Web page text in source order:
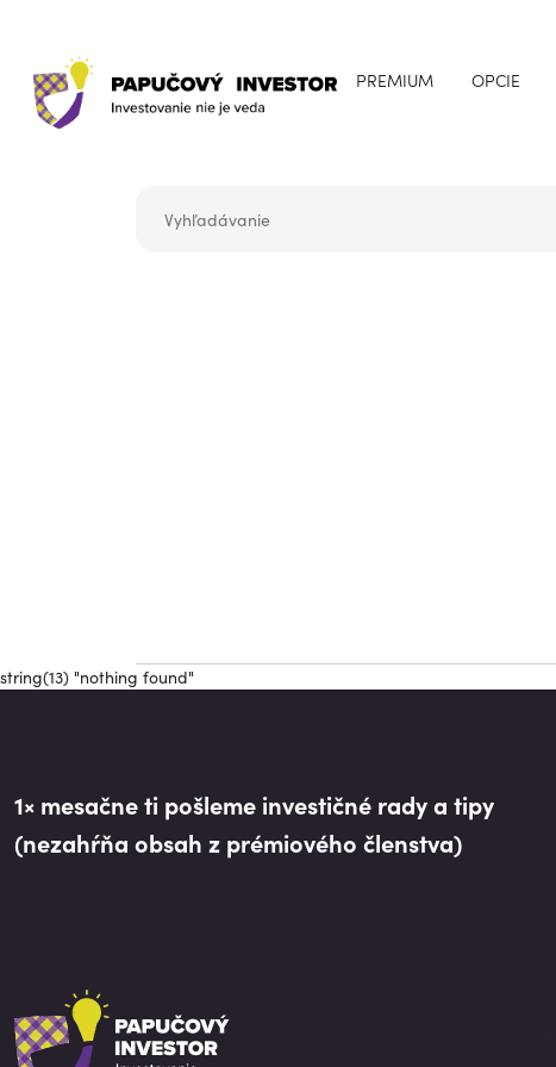
PREMIUM OPCIE
string(13) "nothing found"
1× mesačne ti pošleme investičné rady a tipy
(nezahŕňa obsah z prémiového členstva)